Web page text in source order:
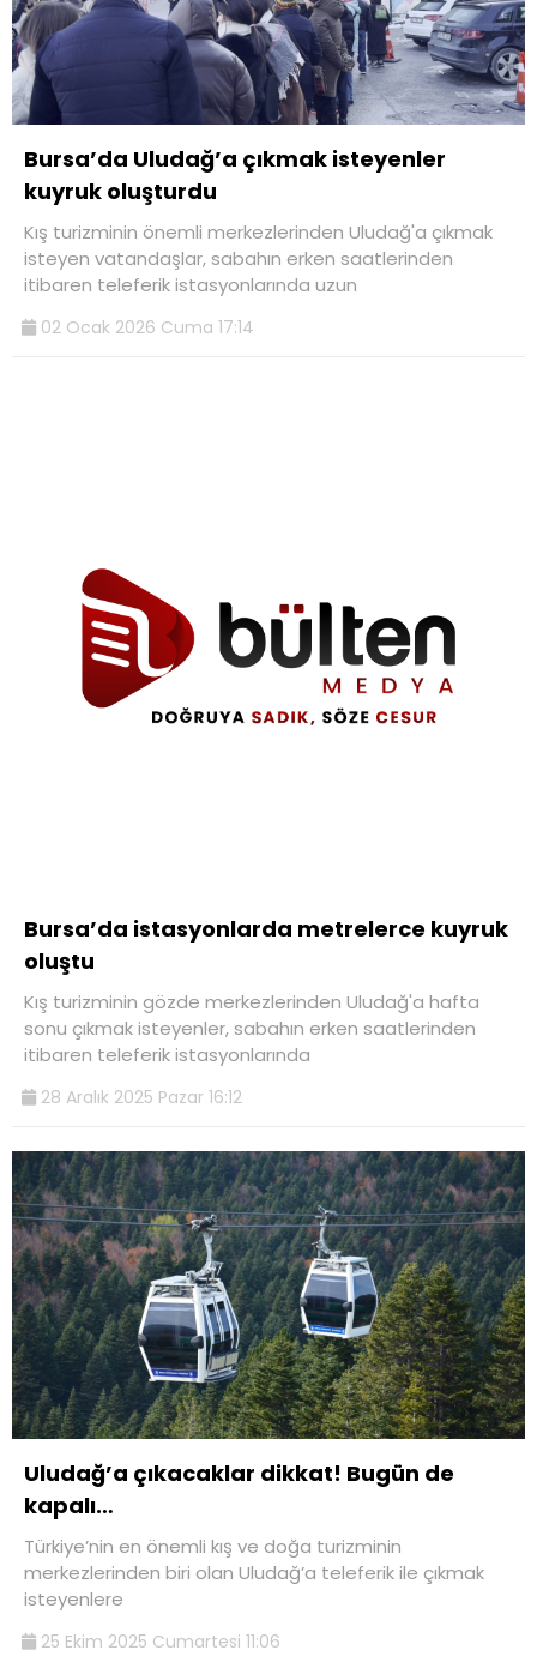
Bursa’da Uludağ’a çıkmak isteyenler
kuyruk oluşturdu
Kış turizminin önemli merkezlerinden Uludağ'a çıkmak
isteyen vatandaşlar, sabahın erken saatlerinden
itibaren teleferik istasyonlarında uzun
02 Ocak 2026 Cuma 17:14
Bursa’da istasyonlarda metrelerce kuyruk
oluştu
Kış turizminin gözde merkezlerinden Uludağ'a hafta
sonu çıkmak isteyenler, sabahın erken saatlerinden
itibaren teleferik istasyonlarında
28 Aralık 2025 Pazar 16:12
Uludağ’a çıkacaklar dikkat! Bugün de
kapalı…
Türkiye’nin en önemli kış ve doğa turizminin
merkezlerinden biri olan Uludağ’a teleferik ile çıkmak
isteyenlere
25 Ekim 2025 Cumartesi 11:06